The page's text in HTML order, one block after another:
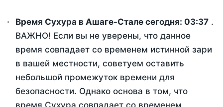
Время Сухура в Ашаге-Стале сегодня: 03:37 .
ВАЖНО! Если вы не уверены, что данное
время совпадает со временем истинной зари
в вашей местности, советуем оставить
небольшой промежуток времени для
безопасности. Однако основа в том, что